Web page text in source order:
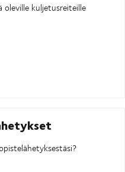
oleville kuljetusreiteille